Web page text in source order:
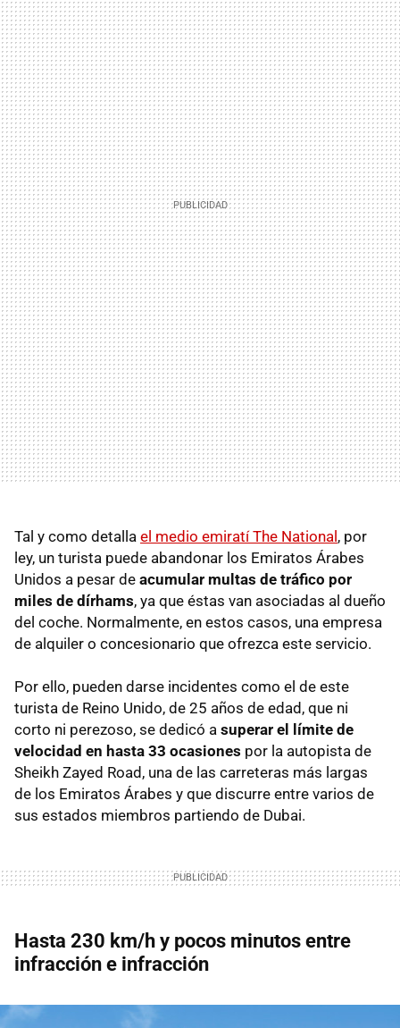
Tal y como detalla el medio emiratí The National, por
ley, un turista puede abandonar los Emiratos Árabes
Unidos a pesar de acumular multas de tráfico por
miles de dírhams, ya que éstas van asociadas al dueño
del coche. Normalmente, en estos casos, una empresa
de alquiler o concesionario que ofrezca este servicio.
Por ello, pueden darse incidentes como el de este
turista de Reino Unido, de 25 años de edad, que ni
corto ni perezoso, se dedicó a superar el límite de
velocidad en hasta 33 ocasiones por la autopista de
Sheikh Zayed Road, una de las carreteras más largas
de los Emiratos Árabes y que discurre entre varios de
sus estados miembros partiendo de Dubai.
Hasta 230 km/h y pocos minutos entre
infracción e infracción